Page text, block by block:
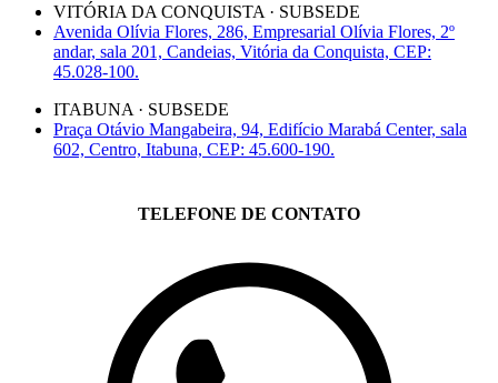
VITÓRIA DA CONQUISTA · SUBSEDE
Avenida Olívia Flores, 286, Empresarial Olívia Flores, 2º
andar, sala 201, Candeias, Vitória da Conquista, CEP:
45.028-100.
ITABUNA · SUBSEDE
Praça Otávio Mangabeira, 94, Edifício Marabá Center, sala
602, Centro, Itabuna, CEP: 45.600-190.
TELEFONE DE CONTATO